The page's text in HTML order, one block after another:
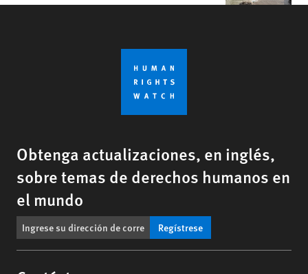
Obtenga actualizaciones, en inglés,
sobre temas de derechos humanos en
el mundo
Regístrese